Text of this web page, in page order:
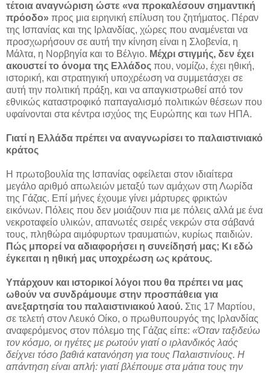
τέτοια αναγνώριση ώστε «να προκαλέσουν σημαντική
πρόοδο» προς μια ειρηνική επίλυση του ζητήματος. Πέραν
της Ισπανίας και της Ιρλανδίας, χώρες που αναμένεται να
προσχωρήσουν σε αυτή την κίνηση είναι η Σλοβενία, η
Μάλτα, η Νορβηγία και το Βέλγιο. Μέχρι στιγμής, δεν έχει
ακουστεί το όνομα της Ελλάδος που, νομίζω, έχει ηθική,
ιστορική, και στρατηγική υποχρέωση να συμμετάσχει σε
αυτή την πολιτική πράξη, και να απαγκιστρωθεί από τον
εθνικώς καταστροφικό παπαγαλισμό πολιτικών θέσεων που
υφαίνονται στα κέντρα ισχύος της Ευρώπης και των ΗΠΑ.
Γιατί η Ελλάδα πρέπει να αναγνωρίσει το παλαιστινιακό
κράτος
H πρωτοβουλία της Ισπανίας οφείλεται στον ιδιαίτερα
μεγάλο αριθμό απωλειών μεταξύ των αμάχων στη Λωρίδα
της Γάζας. Επί μήνες έχουμε γίνει μάρτυρες φρικτών
εικόνων. Πόλεις που δεν μοιάζουν πια με πόλεις αλλά με ένα
νεκροταφείο υλικών, απανωτές σειρές νεκρών στα σάβανά
τους, πληθώρα αιμόφυρτων τραυματιών, κυρίως παιδιών.
Πώς μπορεί να αδιαφορήσει η συνείδησή μας; Κι εδώ
έγκειται η ηθική μας υποχρέωση ως κράτους.
Υπάρχουν και ιστορικοί λόγοι που θα πρέπει να μας
ωθούν να συνδράμουμε στην προσπάθεια για
ανεξαρτησία του παλαιστινιακού λαού. Στις 17 Μαρτίου,
σε τελετή στον Λευκό Οίκο, ο πρωθυπουργός της Ιρλανδίας
αναφερόμενος στον πόλεμο της Γάζας είπε: «Όταν ταξιδεύω
τον κόσμο, οι ηγέτες με ρωτούν γιατί ο ιρλανδικός λαός
δείχνει τόσο βαθιά κατανόηση για τους Παλαιστινίους. Η
απάντηση είναι απλή: γιατί βλέπουμε στα μάτια τους την